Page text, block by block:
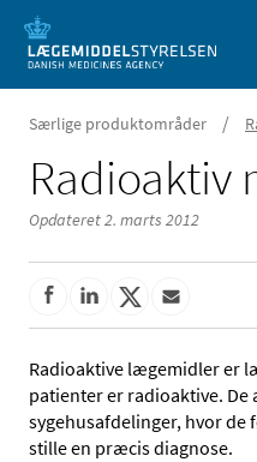
Særlige produktområder /
Radioaktiv
Opdateret 2. marts 2012
Radioaktive lægemidler er
patienter er radioaktive. De
sygehusafdelinger, hvor de
stille en præcis diagnose.